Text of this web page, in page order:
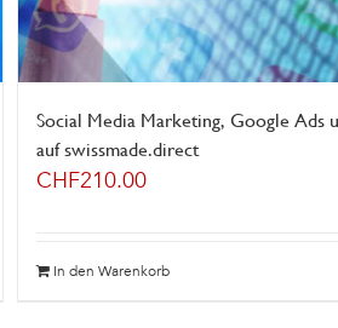
Social Media Marketing, Google Ads
auf swissmade.direct
CHF210.00
In den Warenkorb